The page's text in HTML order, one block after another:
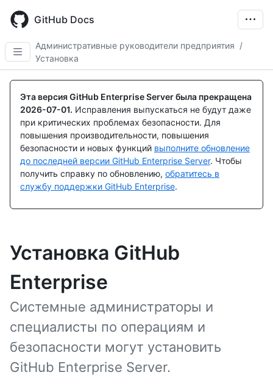
main
content
GitHub Docs
Административные руководители предприятия /
Установка
Эта версия GitHub Enterprise Server была прекращена
2026-07-01. Исправления выпускаться не будут даже
при критических проблемах безопасности. Для
повышения производительности, повышения
безопасности и новых функций выполните обновление
до последней версии GitHub Enterprise Server. Чтобы
получить справку по обновлению, обратитесь в
службу поддержки GitHub Enterprise.
Установка GitHub
Enterprise
Системные администраторы и
специалисты по операциям и
безопасности могут установить
GitHub Enterprise Server.